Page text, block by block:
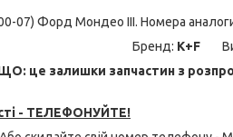
07) Форд Мондео III. Номера
Бренд: K+F
це залишки запчастин з
- ТЕЛЕФОНУЙТЕ!